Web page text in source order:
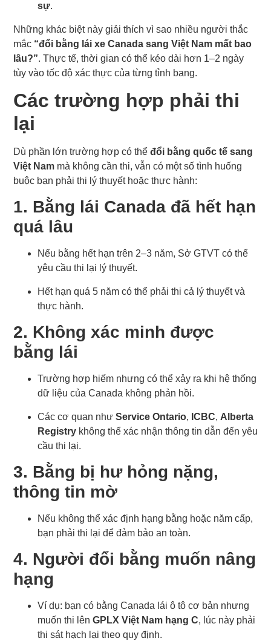
sự.
Những khác biệt này giải thích vì sao nhiều người thắc
mắc “đổi bằng lái xe Canada sang Việt Nam mất bao
lâu?”. Thực tế, thời gian có thể kéo dài hơn 1–2 ngày
tùy vào tốc độ xác thực của từng tỉnh bang.
Các trường hợp phải thi
lại
Dù phần lớn trường hợp có thể đổi bằng quốc tế sang
Việt Nam mà không cần thi, vẫn có một số tình huống
buộc bạn phải thi lý thuyết hoặc thực hành:
1. Bằng lái Canada đã hết hạn
quá lâu
Nếu bằng hết hạn trên 2–3 năm, Sở GTVT có thể
yêu cầu thi lại lý thuyết.
Hết hạn quá 5 năm có thể phải thi cả lý thuyết và
thực hành.
2. Không xác minh được
bằng lái
Trường hợp hiếm nhưng có thể xảy ra khi hệ thống
dữ liệu của Canada không phản hồi.
Các cơ quan như Service Ontario, ICBC, Alberta
Registry không thể xác nhận thông tin dẫn đến yêu
cầu thi lại.
3. Bằng bị hư hỏng nặng,
thông tin mờ
Nếu không thể xác định hạng bằng hoặc năm cấp,
bạn phải thi lại để đảm bảo an toàn.
4. Người đổi bằng muốn nâng
hạng
Ví dụ: bạn có bằng Canada lái ô tô cơ bản nhưng
muốn thi lên GPLX Việt Nam hạng C, lúc này phải
thi sát hạch lại theo quy định.